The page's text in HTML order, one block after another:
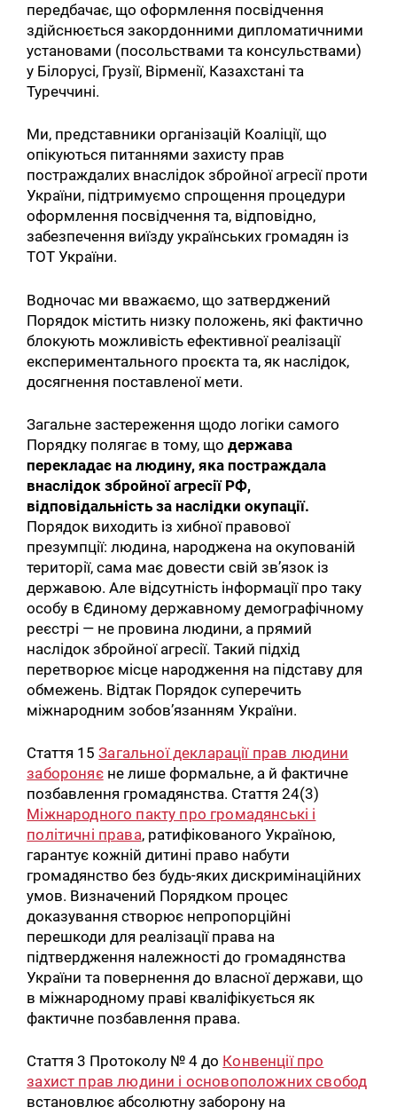
передбачає, що оформлення посвідчення
здійснюється закордонними дипломатичними
установами (посольствами та консульствами)
у Білорусі, Грузії, Вірменії, Казахстані та
Туреччині.
Ми, представники організацій Коаліції, що
опікуються питаннями захисту прав
постраждалих внаслідок збройної агресії проти
України, підтримуємо спрощення процедури
оформлення посвідчення та, відповідно,
забезпечення виїзду українських громадян із
ТОТ України.
Водночас ми вважаємо, що затверджений
Порядок містить низку положень, які фактично
блокують можливість ефективної реалізації
експериментального проєкта та, як наслідок,
досягнення поставленої мети.
Загальне застереження щодо логіки самого
Порядку полягає в тому, щодержава
перекладає на людину, яка постраждала
внаслідок збройної агресії РФ,
відповідальність за наслідки окупації.
Порядок виходить із хибної правової
презумпції: людина, народжена на окупованій
території, сама має довести свій зв’язок із
державою. Але відсутність інформації про таку
особу в Єдиному державному демографічному
реєстрі — не провина людини, а прямий
наслідок збройної агресії. Такий підхід
перетворює місце народження на підставу для
обмежень. Відтак Порядок суперечить
міжнародним зобов’язанням України.
Стаття 15Загальної декларації прав людини
забороняєне лише формальне, а й фактичне
позбавлення громадянства. Стаття 24(3)
Міжнародного пакту про громадянські і
політичні права, ратифікованого Україною,
гарантує кожній дитині право набути
громадянство без будь-яких дискримінаційних
умов. Визначений Порядком процес
доказування створює непропорційні
перешкоди для реалізації права на
підтвердження належності до громадянства
України та повернення до власної держави, що
в міжнародному праві кваліфікується як
фактичне позбавлення права.
Стаття 3 Протоколу № 4 до Конвенції про
захист прав людини і основоположних свобод
встановлює абсолютну заборону на